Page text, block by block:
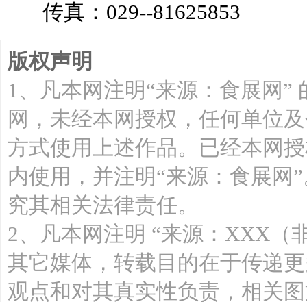
传真：029--81625853
版权声明
1、凡本网注明“来源：食展网”
网，未经本网授权，任何单位
方式使用上述作品。已经本网
内使用，并注明“来源：食展网
究其相关法律责任。
2、凡本网注明 “来源：XXX（
其它媒体，转载目的在于传递
观点和对其真实性负责，相关